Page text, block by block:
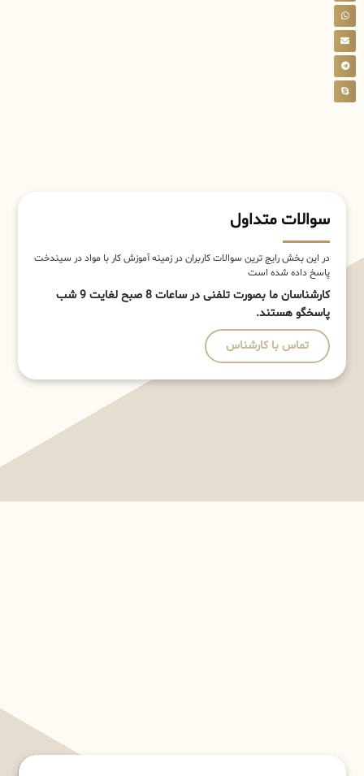
سوالات متداول
در این بخش رایج ترین سوالات کاربران در زمینه آموزش کار با مواد در سیندخت
پاسخ داده شده است
کارشناسان ما بصورت تلفنی در ساعات 8 صبح لغایت 9 شب
پاسخگو هستند.
تماس با کارشناس